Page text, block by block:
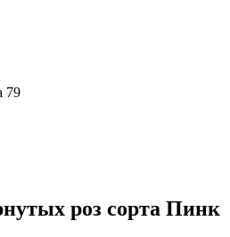
79
роз сорта Пинк